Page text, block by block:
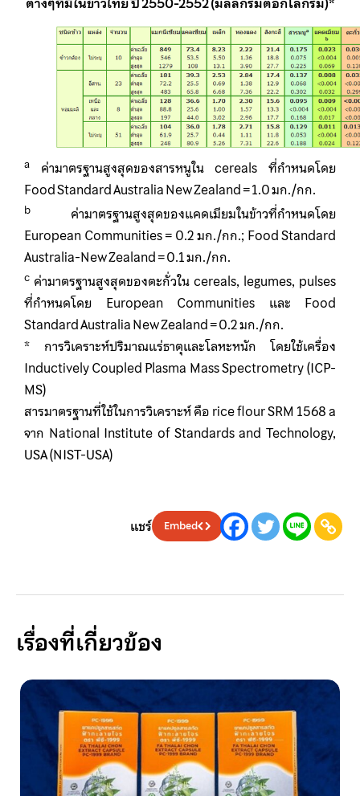
a ค่ามาตรฐานสูงสุดของสารหนูใน cereals ที่กำหนดโดย
Food Standard Australia New Zealand = 1.0 มก./กก.
b ค่ามาตรฐานสูงสุดของแคดเมียมในข้าวที่กำหนดโดย
European Communities = 0.2 มก./กก.; Food Standard
Australia-New Zealand = 0.1 มก./กก.
c ค่ามาตรฐานสูงสุดของตะกั่วใน cereals, legumes, pulses
ที่กำหนดโดย European Communities และ Food
Standard Australia New Zealand = 0.2 มก./กก.
* การวิเคราะห์ปริมาณแร่ธาตุและโลหะหนัก โดยใช้เครื่อง
Inductively Coupled Plasma Mass Spectrometry (ICP-
MS)
สารมาตรฐานที่ใช้ในการวิเคราะห์ คือ rice flour SRM 1568 a
จาก National Institute of Standards and Technology,
USA (NIST-USA)
แชร์ Embed
เรื่องที่เกี่ยวข้อง